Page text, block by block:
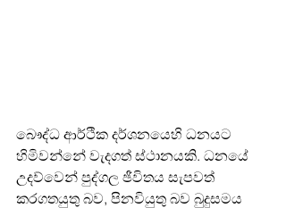
බෞද්ධ ආර්ථික දර්ශනයෙහි ධනයට
හිමිවන්නේ වැදගත් ස්ථානයකි. ධනයේ
උදව්වෙන් පුද්ගල ඡීවිතය සැපවත්
කරගතයුතු බව, පිනවියුතු බව බුදුසමය